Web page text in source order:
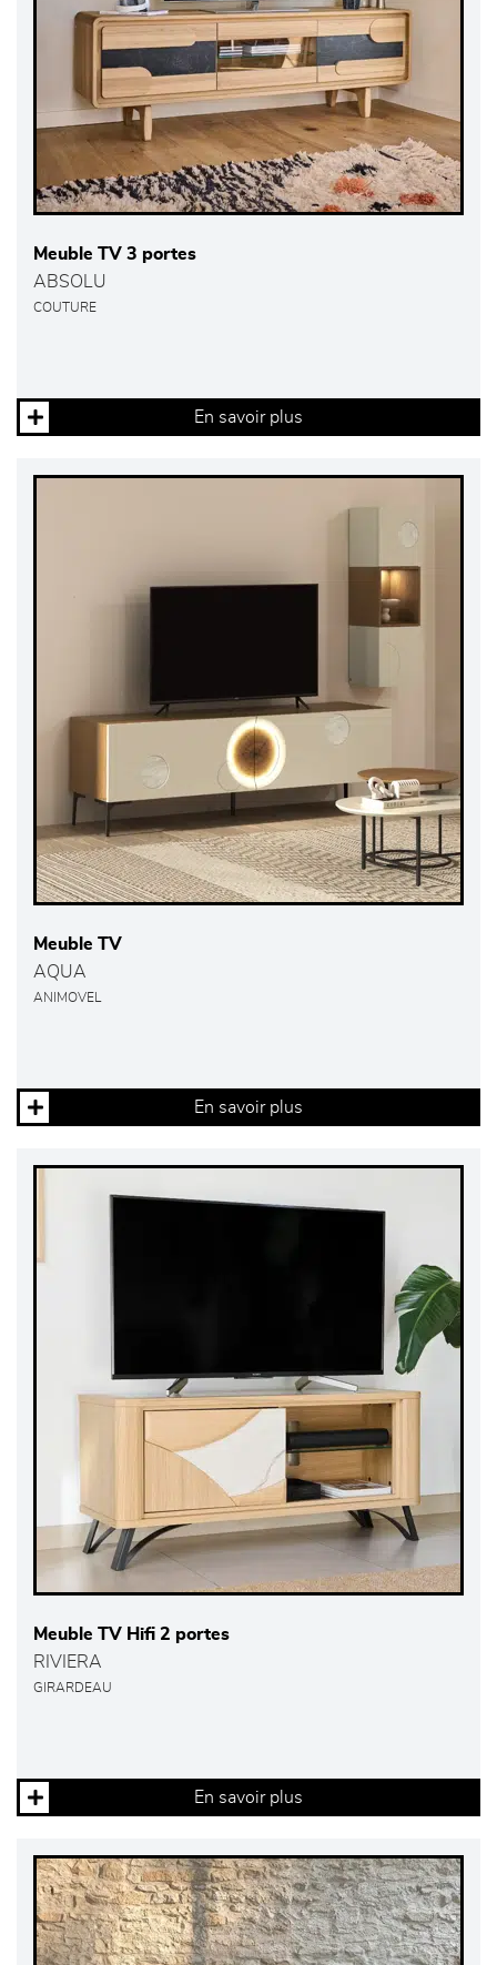
Meuble TV 3 portes
ABSOLU
COUTURE
En savoir plus
Meuble TV
AQUA
ANIMOVEL
En savoir plus
Meuble TV Hifi 2 portes
RIVIERA
GIRARDEAU
En savoir plus